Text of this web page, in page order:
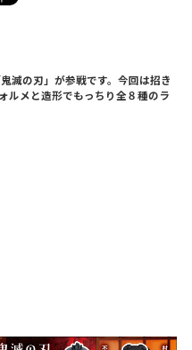
滅の刃」が参戦です。今回は招き
ルメと造形でもっちり全８種のラ